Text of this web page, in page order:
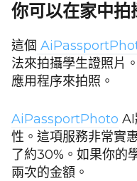
你可以在家中拍
這個
法來拍攝學生證照片
應用程序來拍照。
AiPassportPhoto AI
性。這項服務非常實
了約30%。如果你的
兩次的金額。